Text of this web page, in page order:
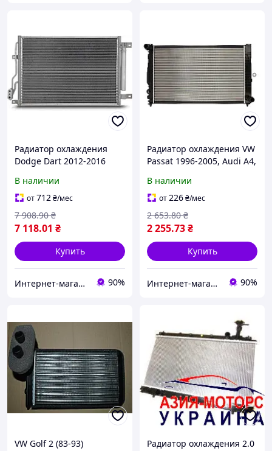
Радиатор охлаждения
Dodge Dart 2012-2016
В наличии
от712₴/мес
7 118.01 ₴
7 908.90 ₴
Купить
Интернет-магазин Prokuzov 90%
Радиатор охлаждения VW
Passat 1996-2005, Audi A4,
MT) Tempest 4B0121251F
В наличии
от226₴/мес
2 255.73₴
2 653.80 ₴
Купить
Интернет-магазин Prokuzov 90%
VW Golf 2 (83-93)
Радиатор охлаждения 2.0